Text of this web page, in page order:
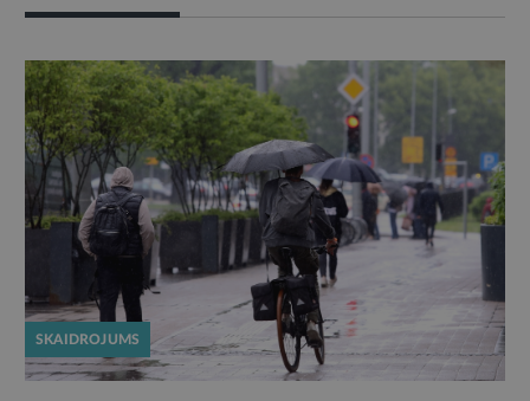
SKAIDROJUMS